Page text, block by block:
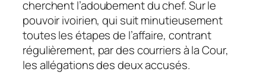
cherchent l’adoubement du chef. Sur le
pouvoir ivoirien, qui suit minutieusement
toutes les étapes de l’affaire, contrant
régulièrement, par des courriers à la Cour,
les allégations des deux accusés.